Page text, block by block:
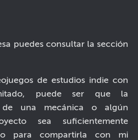
puedes consultar la sección
de estudios indie con
puede ser que la
de una mecánica o algún
sea suficientemente
para compartirla con mi